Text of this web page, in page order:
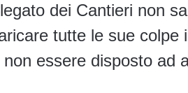
dei Cantieri non
tutte le sue colpe
essere disposto ad